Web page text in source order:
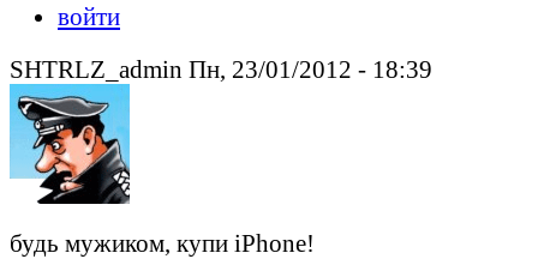
войти
SHTRLZ_admin Пн, 23/01/2012 - 18:39
будь мужиком, купи iPhone!